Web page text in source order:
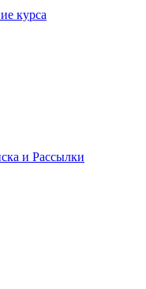
курса
и Рассылки